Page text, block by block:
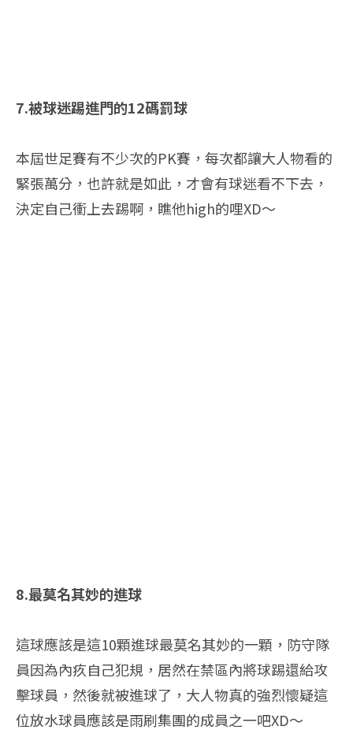
7.被球迷踢進門的12碼罰球
本屆世足賽有不少次的PK賽，每次都讓大人物看的
緊張萬分，也許就是如此，才會有球迷看不下去，
決定自己衝上去踢啊，瞧他high的哩XD～
8.最莫名其妙的進球
這球應該是這10顆進球最莫名其妙的一顆，防守隊
員因為內疚自己犯規，居然在禁區內將球踢還給攻
擊球員，然後就被進球了，大人物真的強烈懷疑這
位放水球員應該是雨刷集團的成員之一吧XD～